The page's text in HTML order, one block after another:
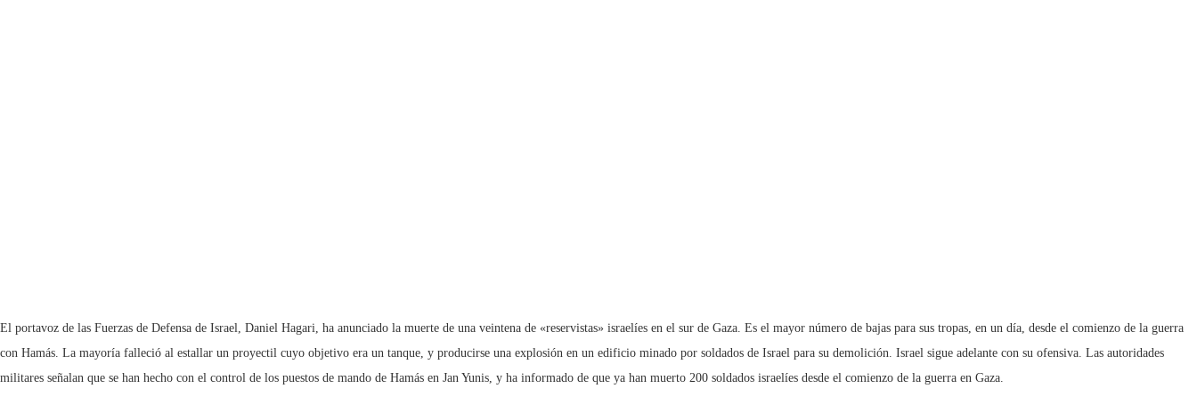
El portavoz de las Fuerzas de Defensa de Israel, Daniel Hagari, ha anunciado la muerte de una veintena de «reservistas» israelíes en el sur de Gaza. Es el mayor número de bajas para sus tropas, en un día, desde el comienzo de la guerra
con Hamás. La mayoría falleció al estallar un proyectil cuyo objetivo era un tanque, y producirse una explosión en un edificio minado por soldados de Israel para su demolición. Israel sigue adelante con su ofensiva. Las autoridades
militares señalan que se han hecho con el control de los puestos de mando de Hamás en Jan Yunis, y ha informado de que ya han muerto 200 soldados israelíes desde el comienzo de la guerra en Gaza.